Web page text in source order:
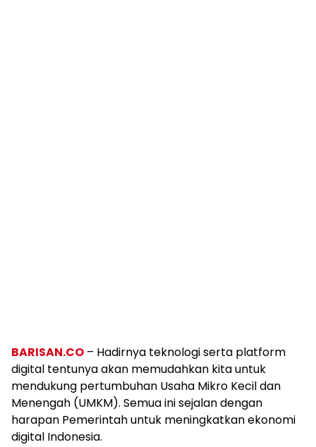
BARISAN.CO – Hadirnya teknologi serta platform
digital tentunya akan memudahkan kita untuk
mendukung pertumbuhan Usaha Mikro Kecil dan
Menengah (UMKM). Semua ini sejalan dengan
harapan Pemerintah untuk meningkatkan ekonomi
digital Indonesia.